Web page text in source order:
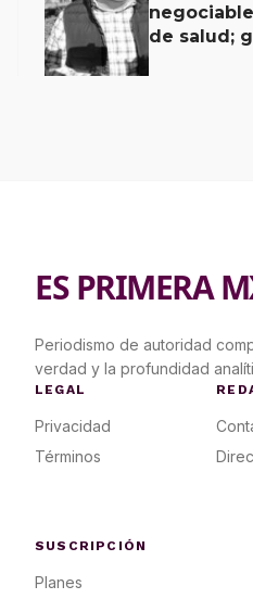
de salud;
ES PRIMERA
Periodismo de autoridad
verdad y la profundidad
LEGAL
Privacidad
Términos
SUSCRIPCIÓN
Planes